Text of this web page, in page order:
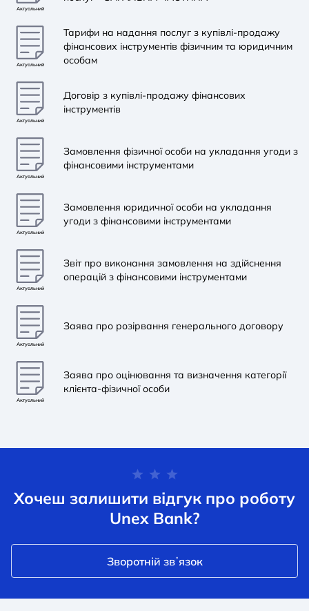
Актуальний
Актуальний
Тарифи на надання послуг з купівлі-продажу
фінансових інструментів фізичним та юридичним
особам
Актуальний
Договір з купівлі-продажу фінансових
інструментів
Актуальний
Замовлення фізичної особи на укладання угоди з
фінансовими інструментами
Актуальний
Замовлення юридичної особи на укладання
угоди з фінансовими інструментами
Актуальний
Звіт про виконання замовлення на здійснення
операцій з фінансовими інструментами
Актуальний
Заява про розірвання генерального договору
Актуальний
Заява про оцінювання та визначення категорії
клієнта-фізичної особи
Хочеш залишити відгук про роботу
Unex Bank?
Зворотній звʼязок